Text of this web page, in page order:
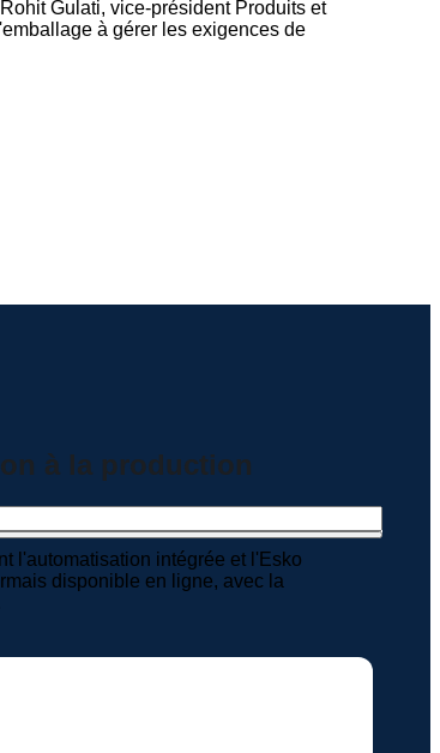
Gulati, vice-président Produits et
à gérer les exigences de
à la production
l'automatisation intégrée et l'Esko
disponible en ligne, avec la